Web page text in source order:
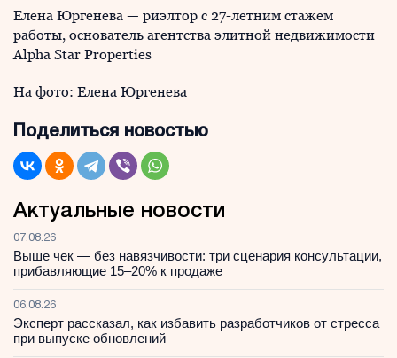
Елена Юргенева — риэлтор с 27-летним стажем
работы, основатель агентства элитной недвижимости
Alpha Star Properties
На фото: Елена Юргенева
Поделиться новостью
Актуальные новости
07.08.26
Выше чек — без навязчивости: три сценария консультации,
прибавляющие 15–20% к продаже
06.08.26
Эксперт рассказал, как избавить разработчиков от стресса
при выпуске обновлений